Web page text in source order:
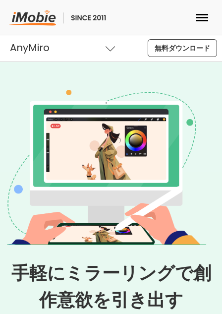
ロック解除&データ復元
マルチメディア
便利ツール
ソリューション
ストア
ダウンロード
言語選択
AnyMiro 無料ダウンロード
手軽にミラーリングで創
作意欲を引き出す